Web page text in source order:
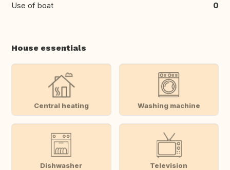
Use of boat 0
House essentials
Central heating Washing machine
Dishwasher Television